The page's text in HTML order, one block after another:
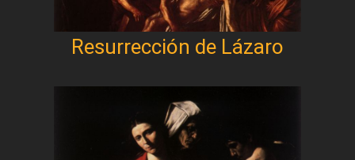
Resurrección de Lázaro